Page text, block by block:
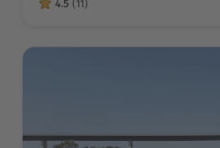
4.5 von 5 Sternen basierend auf
4.5 (11)